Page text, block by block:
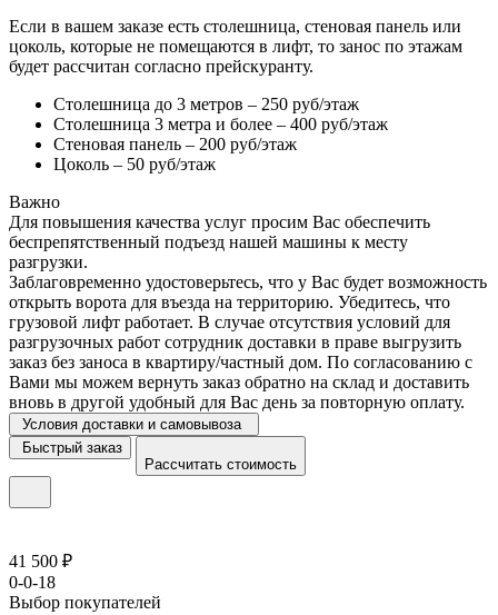
Если в вашем заказе есть столешница, стеновая панель или
цоколь, которые не помещаются в лифт, то занос по этажам
будет рассчитан согласно прейскуранту.
Столешница до 3 метров – 250 руб/этаж
Столешница 3 метра и более – 400 руб/этаж
Стеновая панель – 200 руб/этаж
Цоколь – 50 руб/этаж
Важно
Для повышения качества услуг просим Вас обеспечить
беспрепятственный подъезд нашей машины к месту
разгрузки.
Заблаговременно удостоверьтесь, что у Вас будет возможность
открыть ворота для въезда на территорию. Убедитесь, что
грузовой лифт работает. В случае отсутствия условий для
разгрузочных работ сотрудник доставки в праве выгрузить
заказ без заноса в квартиру/частный дом. По согласованию с
Вами мы можем вернуть заказ обратно на склад и доставить
вновь в другой удобный для Вас день за повторную оплату.
Условия доставки и самовывоза
Быстрый заказ
Рассчитать стоимость
41 500 ₽
0-0-18
Выбор покупателей